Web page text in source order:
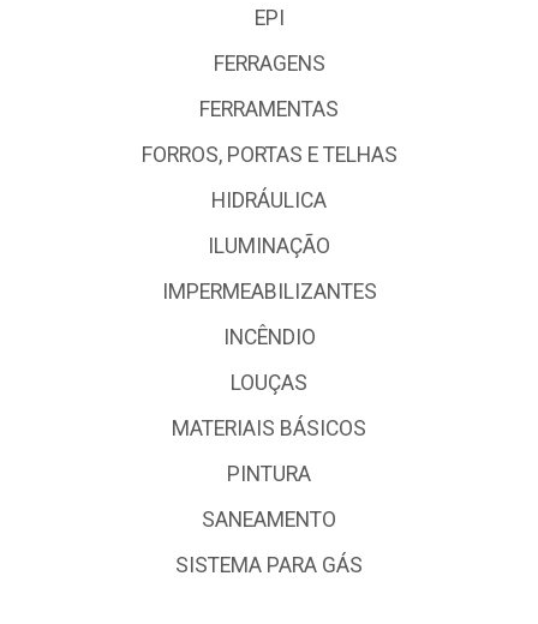
EPI
FERRAGENS
FERRAMENTAS
FORROS, PORTAS E TELHAS
HIDRÁULICA
ILUMINAÇÃO
IMPERMEABILIZANTES
INCÊNDIO
LOUÇAS
MATERIAIS BÁSICOS
PINTURA
SANEAMENTO
SISTEMA PARA GÁS